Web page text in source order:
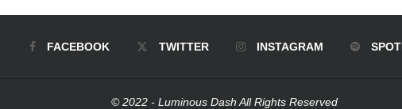
FACEBOOK TWITTER INSTAGRAM
© 2022 - Luminous Dash All Rights Reserved